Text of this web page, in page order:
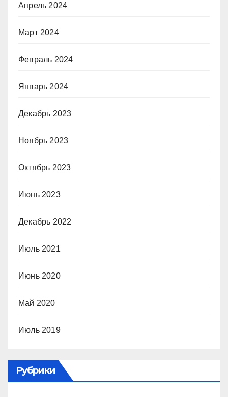
Апрель 2024
Март 2024
Февраль 2024
Январь 2024
Декабрь 2023
Ноябрь 2023
Октябрь 2023
Июнь 2023
Декабрь 2022
Июль 2021
Июнь 2020
Май 2020
Июль 2019
Рубрики